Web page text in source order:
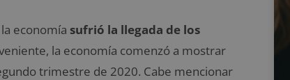
economía sufrió la llegada de los
la economía comenzó a mostrar
trimestre de 2020. Cabe mencionar